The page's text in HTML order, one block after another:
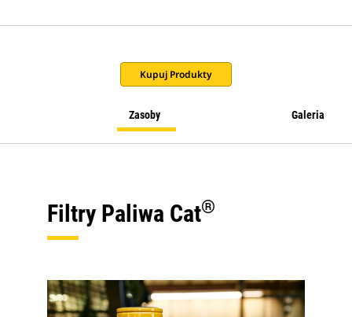
Kupuj Produkty
Zasoby Galeria
Filtry Paliwa Cat®